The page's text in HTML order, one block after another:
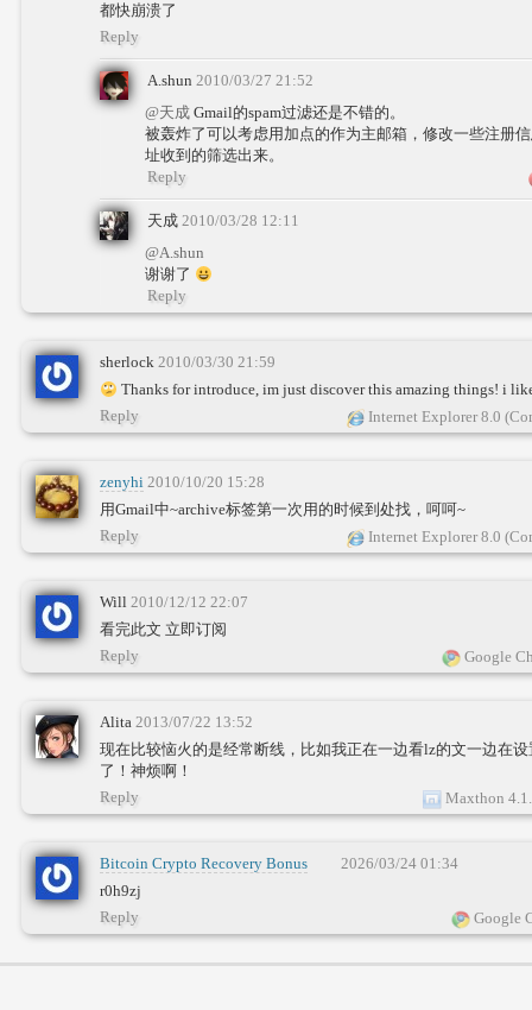
都快崩溃了
Reply
A.shun 2010/03/27 21:52
@天成 Gmail的spam过滤还是不错的。
被轰炸了可以考虑用加点的作为主邮箱，修改一些注册
址收到的筛选出来。
Reply
天成 2010/03/28 12:11
@A.shun
谢谢了
Reply
sherlock 2010/03/30 21:59
Thanks for introduce, im just discover this amazing things! i
Internet Explorer 8.0
Reply
zenyhi 2010/10/20 15:28
用Gmail中~archive标签第一次用的时候到处找，呵呵~
Internet Explorer 8.0
Reply
Will 2010/12/12 22:07
看完此文 立即订阅
Google
Reply
Alita 2013/07/22 13:52
现在比较恼火的是经常断线，比如我正在一边看lz的文一边在
了！神烦啊！
Maxthon
Reply
Bitcoin Crypto Recovery Bonus
Already Credited ➥
telegra.ph/Blockchaincom-03-17-6?
hs=b78d59aad64d5db2a764e927459114e3&
2026/03/24 01:34
r0h9zj
Google
Reply